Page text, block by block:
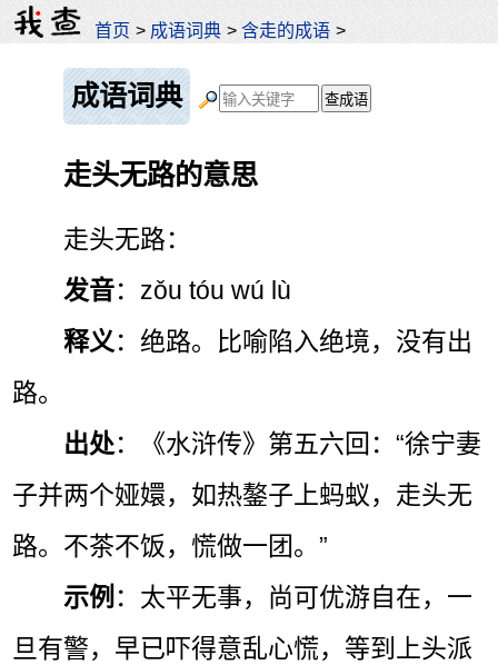
首页 > 成语词典 >含走的成语 >
成语词典
走头无路的意思
走头无路：
发音：zǒu tóu wú lù
释义 ：绝路。比喻陷入绝境，没有出
路。
出处：《水浒传》第五六回：“徐宁妻
子并两个娅嬛，如热鏊子上蚂蚁，走头无
路。不茶不饭，慌做一团。”
示例 ：太平无事，尚可优游自在，一
旦有警，早已吓得意乱心慌，等到上头派